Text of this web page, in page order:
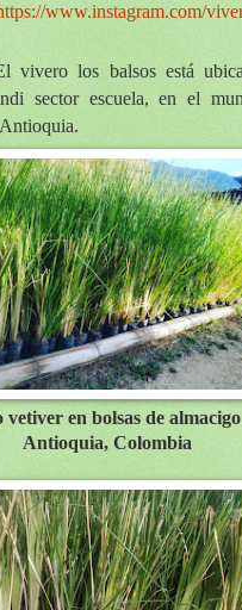
www.instagram.com/
vivero los balsos está
sector escuela, en el
vetiver en bolsas de
Antioquia, Colombia